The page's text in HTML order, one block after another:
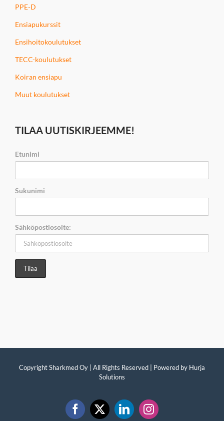
PPE-D
Ensiapukurssit
Ensihoitokoulutukset
TECC-koulutukset
Koiran ensiapu
Muut koulutukset
TILAA UUTISKIRJEEMME!
Etunimi
Sukunimi
Sähköpostiosoite:
Copyright Sharkmed Oy | All Rights Reserved | Powered by Hurja
Solutions
Facebook
X LinkedInInstagram